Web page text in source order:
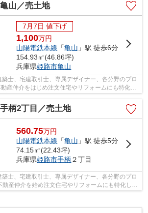
山／売土地
7月7日 値下げ
1,100万円
山陽電鉄本線 「亀山 」駅 徒歩6分
154.93㎡(46.86坪)
兵庫県姫路市亀山
築士、宅建取引士、専属デザイナー、各分野のプロ
産仲介をはじめ注文住宅やリフォームにも特化し
市・たつの市周辺の住まい...
柄2丁目／売土地
560.75万円
山陽電鉄本線 「亀山 」駅 徒歩5分
74.15㎡(22.43坪)
兵庫県姫路市手柄 ２丁目
築士、宅建取引士、専属デザイナー、各分野のプロ
産仲介を始め注文住宅やリフォームにも特化して
・たつの市周辺の住まい...